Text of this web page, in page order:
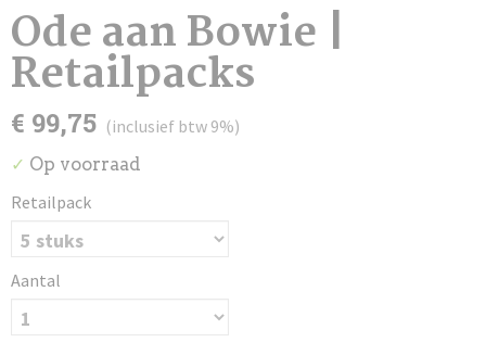
Ode aan Bowie |
Retailpacks
€ 99,75 (inclusief btw 9%)
✓ Op voorraad
Retailpack
Aantal